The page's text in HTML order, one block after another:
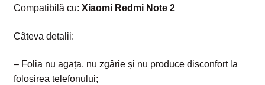
Compatibilă cu: Xiaomi Redmi Note 2
Câteva detalii:
– Folia nu agața, nu zgârie și nu produce disconfort la
folosirea telefonului;